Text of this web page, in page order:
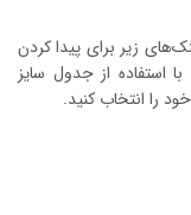
زیر برای پیدا کردن
استفاده از جدول سایز
را انتخاب کنید.